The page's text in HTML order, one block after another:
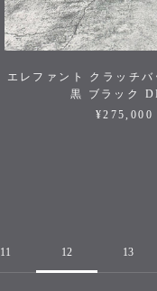
エレファント クラッチ
黒 ブラック
¥275,000
11 12 13